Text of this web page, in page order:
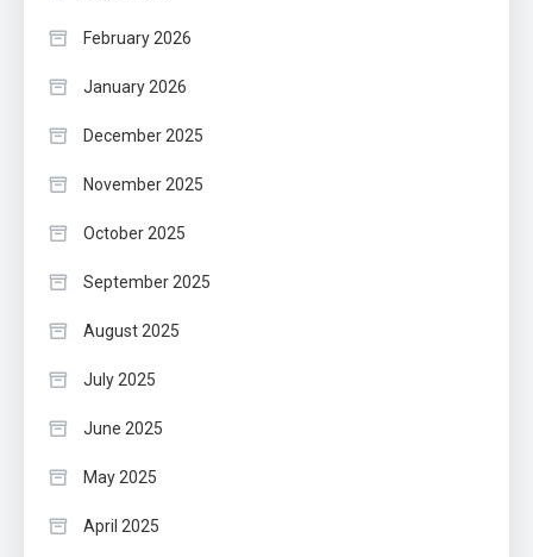
February 2026
January 2026
December 2025
November 2025
October 2025
September 2025
August 2025
July 2025
June 2025
May 2025
April 2025